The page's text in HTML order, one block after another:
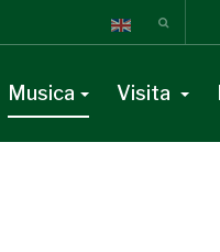
Musica Visita